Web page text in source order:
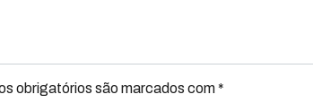
obrigatórios são marcados com *